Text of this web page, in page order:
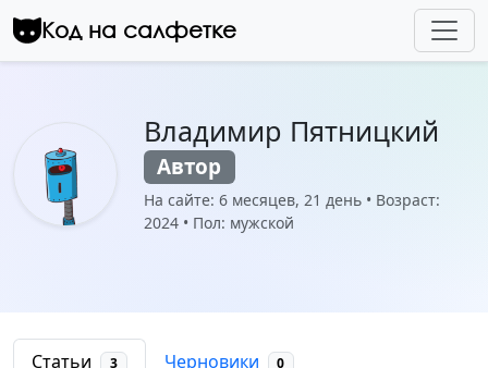
Перейти к контенту
Код на салфетке
Владимир Пятницкий
Автор
На сайте: 6 месяцев, 21 день • Возраст:
2024 • Пол: мужской
Статьи 3 Черновики 0